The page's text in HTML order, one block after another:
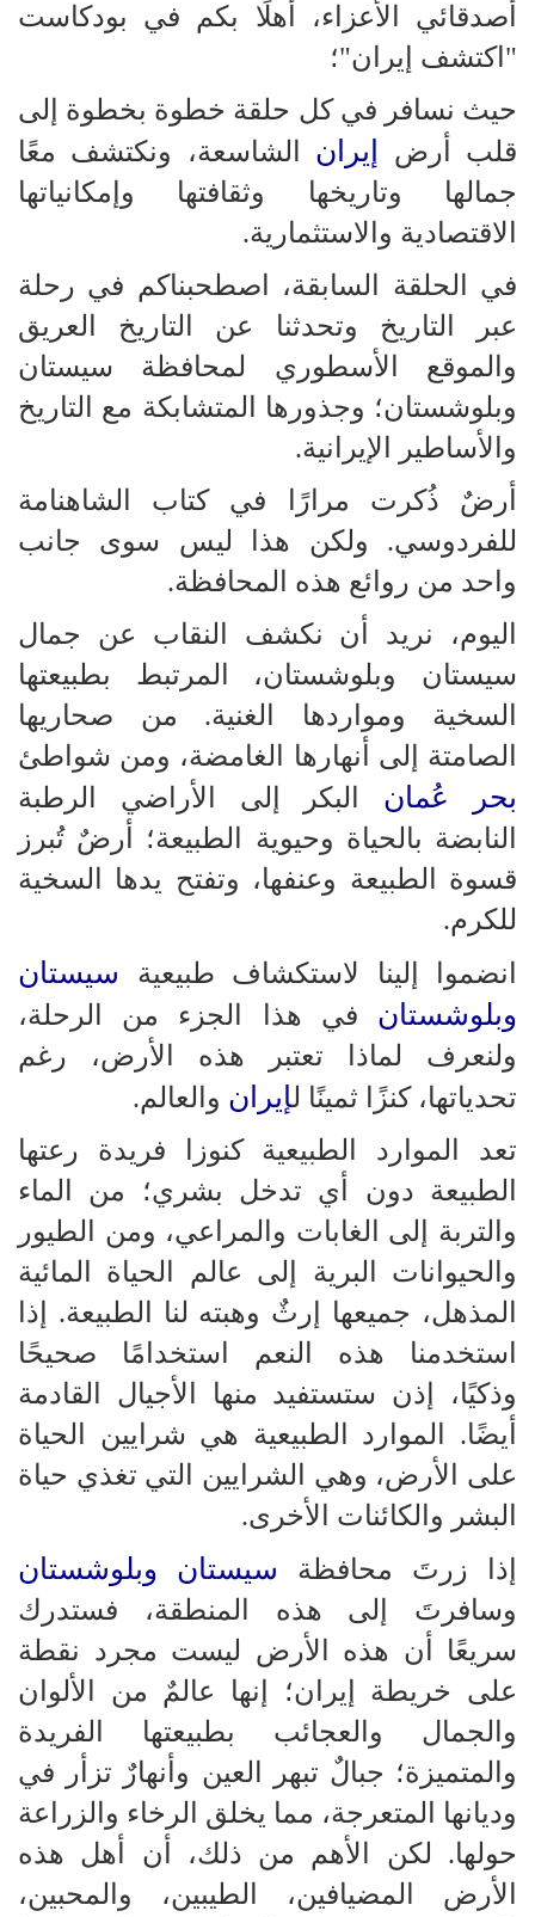
أصدقائي الأعزاء، أهلًا بكم في بودكاست
"اكتشف إيران"؛
حيث نسافر في كل حلقة خطوة بخطوة إلى
قلب أرض
إيران الشاسعة، ونكتشف معًا
جمالها وتاريخها وثقافتها وإمكانياتها
الاقتصادية والاستثمارية.
في الحلقة السابقة، اصطحبناكم في رحلة
عبر التاريخ وتحدثنا عن التاريخ العريق
والموقع الأسطوري لمحافظة سيستان
وبلوشستان؛ وجذورها المتشابكة مع التاريخ
والأساطير الإيرانية.
أرضٌ ذُكرت مرارًا في كتاب الشاهنامة
للفردوسي. ولكن هذا ليس سوى جانب
واحد من روائع هذه المحافظة.
اليوم، نريد أن نكشف النقاب عن جمال
سيستان وبلوشستان، المرتبط بطبيعتها
السخية ومواردها الغنية. من صحاريها
الصامتة إلى أنهارها الغامضة، ومن شواطئ
بحر عُمان البكر إلى الأراضي الرطبة
النابضة بالحياة وحيوية الطبيعة؛ أرضٌ تُبرز
قسوة الطبيعة وعنفها، وتفتح يدها السخية
للكرم.
انضموا إلينا لاستكشاف طبيعية سيستان
وبلوشستان في هذا الجزء من الرحلة،
ولنعرف لماذا تعتبر هذه الأرض، رغم
تحدياتها، كنزًا ثمينًا لإيران والعالم.
تعد الموارد الطبيعية كنوزا فريدة رعتها
الطبيعة دون أي تدخل بشري؛ من الماء
والتربة إلى الغابات والمراعي، ومن الطيور
والحيوانات البرية إلى عالم الحياة المائية
المذهل، جميعها إرثٌ وهبته لنا الطبيعة. إذا
استخدمنا هذه النعم استخدامًا صحيحًا
وذكيًا، إذن ستستفيد منها الأجيال القادمة
أيضًا. الموارد الطبيعية هي شرايين الحياة
على الأرض، وهي الشرايين التي تغذي حياة
البشر والكائنات الأخرى.
إذا زرتَ محافظة سيستان وبلوشستان
وسافرتَ إلى هذه المنطقة، فستدرك
سريعًا أن هذه الأرض ليست مجرد نقطة
على خريطة إيران؛ إنها عالمٌ من الألوان
والجمال والعجائب بطبيعتها الفريدة
والمتميزة؛ جبالٌ تبهر العين وأنهارٌ تزأر في
وديانها المتعرجة، مما يخلق الرخاء والزراعة
حولها. لكن الأهم من ذلك، أن أهل هذه
الأرض المضيافين، الطيبين، والمحبين،